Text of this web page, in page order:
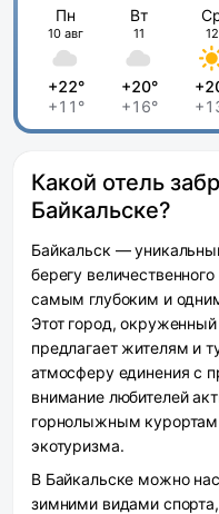
Пн
10 авг
+22°
+11°
Вт
11
+20°
+16°
12
Какой отель
Байкальске?
Байкальск —
берегу
самым глубоким и
Этот город,
предлагает жителям и
атмосферу единения с
внимание любителей
горнолыжным
экотуризма.
В Байкальске можно
зимними видами